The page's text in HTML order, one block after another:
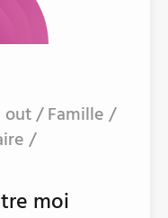
/ Famille /
/
moi